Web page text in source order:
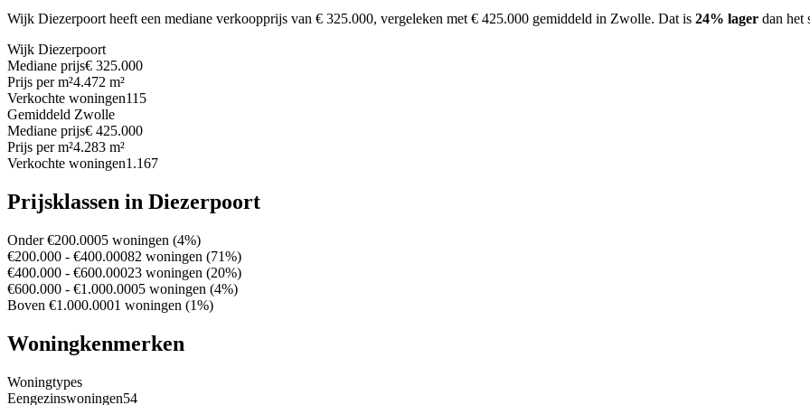
Wijk Diezerpoort heeft een mediane verkoopprijs van € 325.000, vergeleken met € 425.000 gemiddeld in Zwolle. Dat is 24% lager dan het
Wijk Diezerpoort
Mediane prijs€ 325.000
Prijs per m²4.472 m²
Verkochte woningen115
Gemiddeld Zwolle
Mediane prijs€ 425.000
Prijs per m²4.283 m²
Verkochte woningen1.167
Prijsklassen in Diezerpoort
Onder €200.0005 woningen (4%)
€200.000 - €400.00082 woningen (71%)
€400.000 - €600.00023 woningen (20%)
€600.000 - €1.000.0005 woningen (4%)
Boven €1.000.0001 woningen (1%)
Woningkenmerken
Woningtypes
Eengezinswoningen54